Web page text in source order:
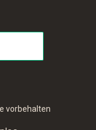
vorbehalten